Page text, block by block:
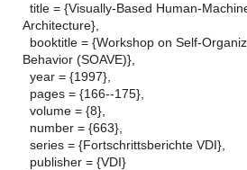
title = {Visually-Based Human-
Architecture},
booktitle = {Workshop on Self-
Behavior (SOAVE)},
year = {1997},
pages = {166--175},
volume = {8},
number = {663},
series = {Fortschrittsberichte VDI},
publisher = {VDI}